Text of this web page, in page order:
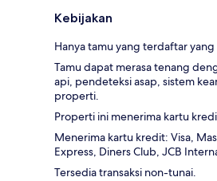
Kebijakan
Hanya tamu yang terdaftar
Tamu dapat merasa tenang
api, pendeteksi asap, sistem
properti.
Properti ini menerima kartu
Menerima kartu kredit: Visa,
Express, Diners Club, JCB
Tersedia transaksi non-tunai.